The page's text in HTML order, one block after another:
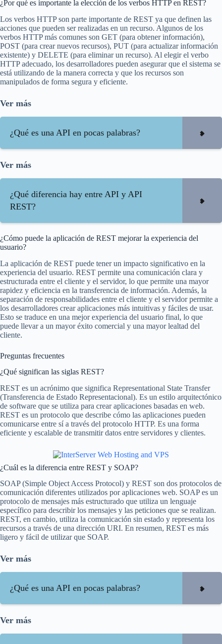
¿Por qué es importante la elección de los verbos HTTP en REST?
Los verbos HTTP son parte importante de REST ya que definen las
acciones que pueden ser realizadas en un recurso. Algunos de los
verbos HTTP más comunes son GET (para obtener información),
POST (para crear nuevos recursos), PUT (para actualizar información
existente) y DELETE (para eliminar un recurso). Al elegir el verbo
HTTP adecuado, los desarrolladores pueden asegurar que el sistema se
está utilizando de la manera correcta y que los recursos son
manipulados de forma segura y eficiente.
Ver más
¿Qué es una API en pocas palabras?
Ver más
¿Qué diferencia hay entre API y API
REST?
¿Cómo puede la aplicación de REST mejorar la experiencia del
usuario?
La aplicación de REST puede tener un impacto significativo en la
experiencia del usuario. REST permite una comunicación clara y
estructurada entre el cliente y el servidor, lo que permite una mayor
rapidez y eficiencia en la transferencia de información. Además, la
separación de responsabilidades entre el cliente y el servidor permite a
los desarrolladores crear aplicaciones más intuitivas y fáciles de usar.
Esto se traduce en una mejor experiencia del usuario final, lo que
puede llevar a un mayor éxito comercial y una mayor lealtad del
cliente.
Preguntas frecuentes
¿Qué significan las siglas REST?
REST es un acrónimo que significa Representational State Transfer
(Transferencia de Estado Representacional). Es un estilo arquitectónico
de software que se utiliza para crear aplicaciones basadas en web.
REST es un protocolo que describe cómo las aplicaciones pueden
comunicarse entre sí a través del protocolo HTTP. Es una forma
eficiente y escalable de transmitir datos entre servidores y clientes.
¿Cuál es la diferencia entre REST y SOAP?
SOAP (Simple Object Access Protocol) y REST son dos protocolos de
comunicación diferentes utilizados por aplicaciones web. SOAP es un
protocolo de mensajes más estructurado que utiliza un lenguaje
específico para describir los mensajes y las peticiones que se realizan.
REST, en cambio, utiliza la comunicación sin estado y representa los
recursos a través de una dirección URI. En resumen, REST es más
ligero y fácil de utilizar que SOAP.
Ver más
¿Qué es una API en pocas palabras?
Ver más